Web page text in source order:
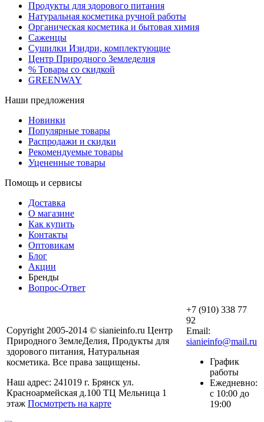
Продукты для здорового питания
Натуральная косметика ручной работы
Органическая косметика и бытовая химия
Саженцы
Сушилки Изидри, комплектующие
Центр Природного Земледелия
% Товары со скидкой
GREENWAY
Наши предложения
Новинки
Популярные товары
Распродажи и скидки
Рекомендуемые товары
Уцененные товары
Помощь и сервисы
Доставка
О магазине
Как купить
Контакты
Оптовикам
Блог
Акции
Бренды
Вопрос-Ответ
Copyright 2005-2014 © sianieinfo.ru Центр
Природного ЗемлеДелия, Продукты для
здорового питания, Натуральная
косметика. Все права защищены.
Наш адрес: 241019 г. Брянск ул.
Красноармейская д.100 ТЦ Мельница 1
этаж Посмотреть на карте
+7 (910) 338 77
92
Email:
sianieinfo@mail.ru
График
работы
Ежедневно:
с 10:00 до
19:00